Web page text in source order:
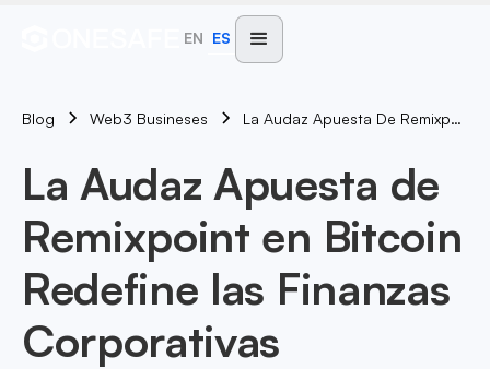
EN ES
Blog Web3 Busineses La Audaz Apuesta De Remixpoint En Bitcoin Redefine Las Finanzas Corporativas
La Audaz Apuesta de
Remixpoint en Bitcoin
Redefine las Finanzas
Corporativas